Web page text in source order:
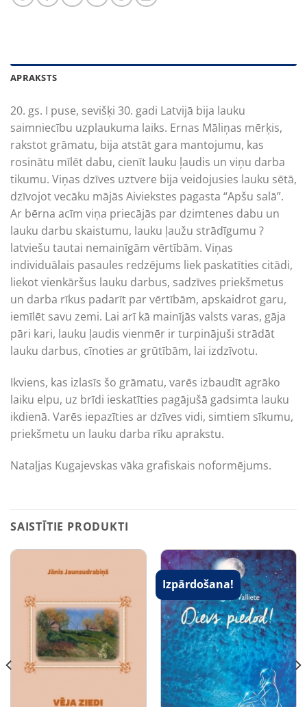
APRAKSTS
20. gs. I puse, sevišķi 30. gadi Latvijā bija lauku
saimniecību uzplaukuma laiks. Ernas Māliņas mērķis,
rakstot grāmatu, bija atstāt gara mantojumu, kas
rosinātu mīlēt dabu, cienīt lauku ļaudis un viņu darba
tikumu. Viņas dzīves uztvere bija veidojusies lauku sētā,
dzīvojot vecāku mājās Aiviekstes pagasta “Apšu salā”.
Ar bērna acīm viņa priecājās par dzimtenes dabu un
lauku darbu skaistumu, lauku ļaužu strādīgumu ?
latviešu tautai nemainīgām vērtībām. Viņas
individuālais pasaules redzējums liek paskatīties citādi,
liekot vienkāršus lauku darbus, sadzīves priekšmetus
un darba rīkus padarīt par vērtībām, apskaidrot garu,
iemīlēt savu zemi. Lai arī kā mainījās valsts varas, gāja
pāri kari, lauku ļaudis vienmēr ir turpinājuši strādāt
lauku darbus, cīnoties ar grūtībām, lai izdzīvotu.
Ikviens, kas izlasīs šo grāmatu, varēs izbaudīt agrāko
laiku elpu, uz brīdi ieskatīties pagājušā gadsimta lauku
ikdienā. Varēs iepazīties ar dzīves vidi, simtiem sīkumu,
priekšmetu un lauku darba rīku aprakstu.
Nataļjas Kugajevskas vāka grafiskais noformējums.
SAISTĪTIE PRODUKTI
Izpārdošana!